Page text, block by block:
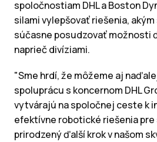
spoločnostiam DHL a Boston
silami vylepšovať riešenia,
súčasne posudzovať možnosti
naprieč divíziami.
"Sme hrdí, že môžeme aj
spoluprácu s koncernom DHL
vytvárajú na spoločnej ceste k
efektívne robotické riešenia pre
prirodzený ďalší krok v našom